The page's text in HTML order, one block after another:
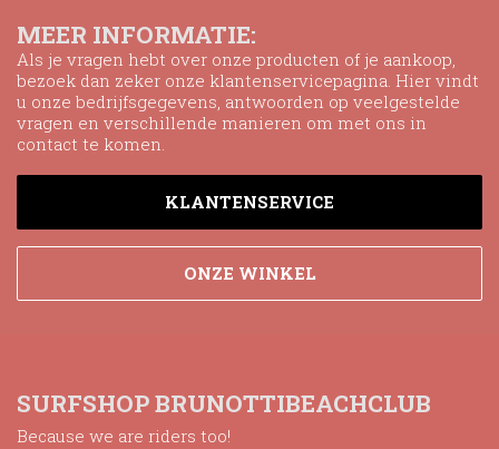
MEER INFORMATIE:
Als je vragen hebt over onze producten of je aankoop,
bezoek dan zeker onze klantenservicepagina. Hier vindt
u onze bedrijfsgegevens, antwoorden op veelgestelde
vragen en verschillende manieren om met ons in
contact te komen.
KLANTENSERVICE
ONZE WINKEL
SURFSHOP BRUNOTTIBEACHCLUB
Because we are riders too!